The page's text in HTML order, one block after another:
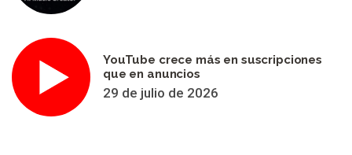
YouTube crece más en suscripciones
que en anuncios
29 de julio de 2026